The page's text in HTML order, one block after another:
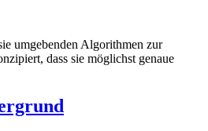
umgebenden Algorithmen zur
dass sie möglichst genaue